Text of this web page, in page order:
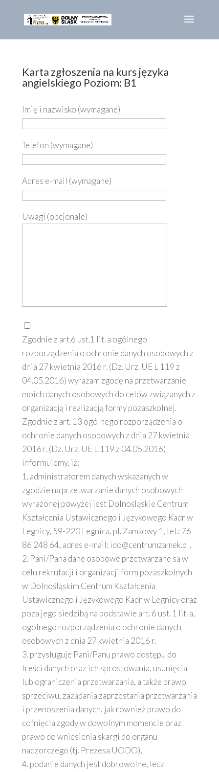
Karta zgłoszenia na kurs języka
angielskiego Poziom: B1
Imię i nazwisko (wymagane)
Telefon (wymagane)
Adres e-mail (wymagane)
Uwagi (opcjonale)
Zgodnie z art.6 ust.1 lit. a ogólnego
rozporządzenia o ochronie danych osobowych z
dnia 27 kwietnia 2016 r. (Dz. Urz. UE L 119 z
04.05.2016) wyrażam zgodę na przetwarzanie
moich danych osobowych do celów związanych z
organizacją i realizacją formy pozaszkolnej.
Zgodnie z art. 13 ogólnego rozporządzenia o
ochronie danych osobowych z dnia 27 kwietnia
2016 r. (Dz. Urz. UE L 119 z 04.05.2016)
informujemy, iż:
1. administratorem danych wskazanych w
zgodzie na przetwarzanie danych osobowych
wyrażonej powyżej jest Dolnośląskie Centrum
Kształcenia Ustawicznego i Językowego Kadr w
Legnicy, 59-220 Legnica, pl. Zamkowy 1, tel.: 76
86 248 64, adres e-mail: ido@centrumzamek.pl,
2. Pani/Pana dane osobowe przetwarzane są w
celu rekrutacji i organizacji form pozaszkolnych
w Dolnośląskim Centrum Kształcenia
Ustawicznego i Językowego Kadr w Legnicy oraz
poza jego siedzibą na podstawie art. 6 ust. 1 lit. a,
ogólnego rozporządzenia o ochronie danych
osobowych z dnia 27 kwietnia 2016 r.
3. przysługuje Pani/Panu prawo dostępu do
treści danych oraz ich sprostowania, usunięcia
lub ograniczenia przetwarzania, a także prawo
sprzeciwu, zażądania zaprzestania przetwarzania
i przenoszenia danych, jak również prawo do
cofnięcia zgody w dowolnym momencie oraz
prawo do wniesienia skargi do organu
nadzorczego (tj. Prezesa UODO),
4. podanie danych jest dobrowolne, lecz